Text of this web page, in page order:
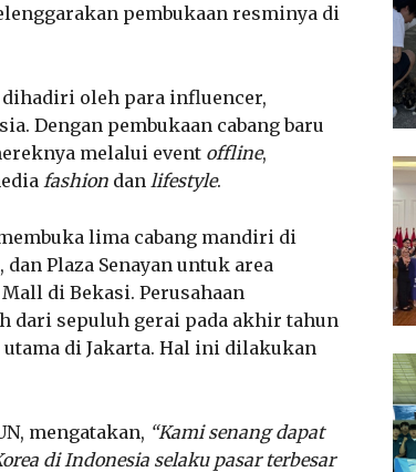
pembukaan resminya di
oleh para influencer,
Dengan pembukaan cabang baru
melalui event offline,
fashion dan lifestyle.
lima cabang mandiri di
Plaza Senayan untuk area
di Bekasi. Perusahaan
dari sepuluh gerai pada akhir tahun
di Jakarta. Hal ini dilakukan
mengatakan, “Kami senang dapat
di Indonesia selaku pasar terbesar